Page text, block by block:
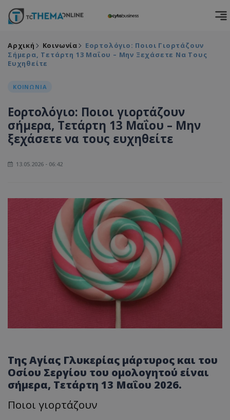
Αρχική Κοινωνία
Εορτολόγιο: Ποιοι Γιορτάζουν
Σήμερα, Τετάρτη 13 Μαΐου – Μην Ξεχάσετε Να Τους
Ευχηθείτε
ΚΟΙΝΩΝΙΑ
Εορτολόγιο: Ποιοι γιορτάζουν
σήμερα, Τετάρτη 13 Μαΐου – Μην
ξεχάσετε να τους ευχηθείτε
13.05.2026 - 06:42
Της Αγίας Γλυκερίας μάρτυρος και του
Οσίου Σεργίου του ομολογητού είναι
σήμερα, Τετάρτη 13 Μαΐου 2026.
Ποιοι γιορτάζουν